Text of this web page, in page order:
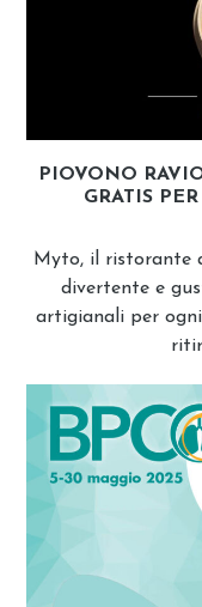
PIOVONO
GRATIS
Myto, il ristorante
divertente e
artigianali per